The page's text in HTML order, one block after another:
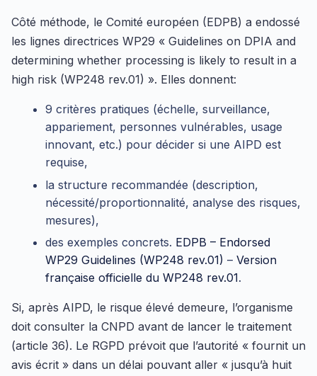
Côté méthode, le Comité européen (EDPB) a endossé
les lignes directrices WP29 « Guidelines on DPIA and
determining whether processing is likely to result in a
high risk (WP248 rev.01) ». Elles donnent:
9 critères pratiques (échelle, surveillance,
appariement, personnes vulnérables, usage
innovant, etc.) pour décider si une AIPD est
requise,
la structure recommandée (description,
nécessité/proportionnalité, analyse des risques,
mesures),
des exemples concrets. EDPB – Endorsed
WP29 Guidelines (WP248 rev.01) – Version
française officielle du WP248 rev.01.
Si, après AIPD, le risque élevé demeure, l’organisme
doit consulter la CNPD avant de lancer le traitement
(article 36). Le RGPD prévoit que l’autorité « fournit un
avis écrit » dans un délai pouvant aller « jusqu’à huit